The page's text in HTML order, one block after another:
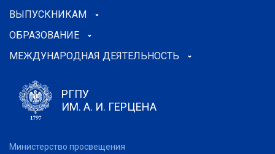
ВЫПУСКНИКАМ
ОБРАЗОВАНИЕ
МЕЖДУНАРОДНАЯ ДЕЯТЕЛЬНОСТЬ
РГПУ
ИМ. А. И. ГЕРЦЕНА
Министерство просвещения